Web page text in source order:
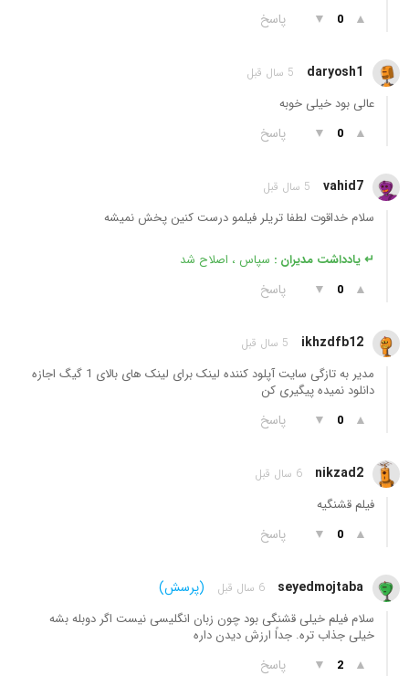
▲
0
▼ پاسخ
daryosh1 5 سال قبل
عالی بود خیلی خوبه
▲
0
▼ پاسخ
vahid7 5 سال قبل
سلام خداقوت لطفا تریلر فیلمو درست کنین پخش نمیشه
↵ یادداشت مدیران : سپاس ، اصلاح شد
▲
0
▼ پاسخ
ikhzdfb12 5 سال قبل
مدیر به تازگی سایت آپلود کننده لینک برای لینک های بالای 1 گیگ اجازه
دانلود نمیده پیگیری کن
▲
0
▼ پاسخ
nikzad2 6 سال قبل
فیلم قشنگیه
▲
0
▼ پاسخ
seyedmojtaba 6 سال قبل (پرسش)
سلام فیلم خیلی قشنگی بود چون زبان انگلیسی نیست اگر دوبله بشه
خیلی جذاب تره. جداً ارزش دیدن داره
▲
2
▼ پاسخ